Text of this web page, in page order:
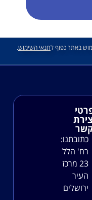
באתר כפוף לתנאי השימוש.
כתובתנו:
רח' הלל
23 מרכז
העיר
ירושלים